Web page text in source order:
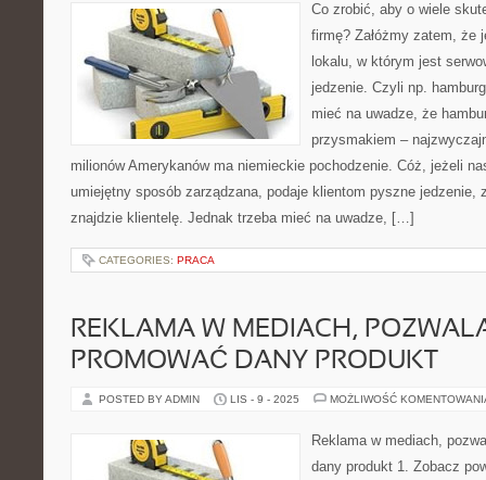
Co zrobić, aby o wiele
firmę? Załóżmy zatem, że
lokalu, w którym jest
jedzenie. Czyli np.
mieć na uwadze, że
przysmakiem –
milionów Amerykanów ma niemieckie pochodzenie. Cóż, jeżeli
umiejętny sposób zarządzana, podaje klientom pyszne jedzenie,
znajdzie klientelę. Jednak trzeba mieć na uwadze, […]
CATEGORIES: PRACA
REKLAMA W MEDIACH,
PROMOWAĆ DANY PRODUKT
POSTED BY ADMIN LIS - 9 - 2025 MOŻLIWOŚĆ
Reklama w mediach,
dany produkt 1. Zobacz